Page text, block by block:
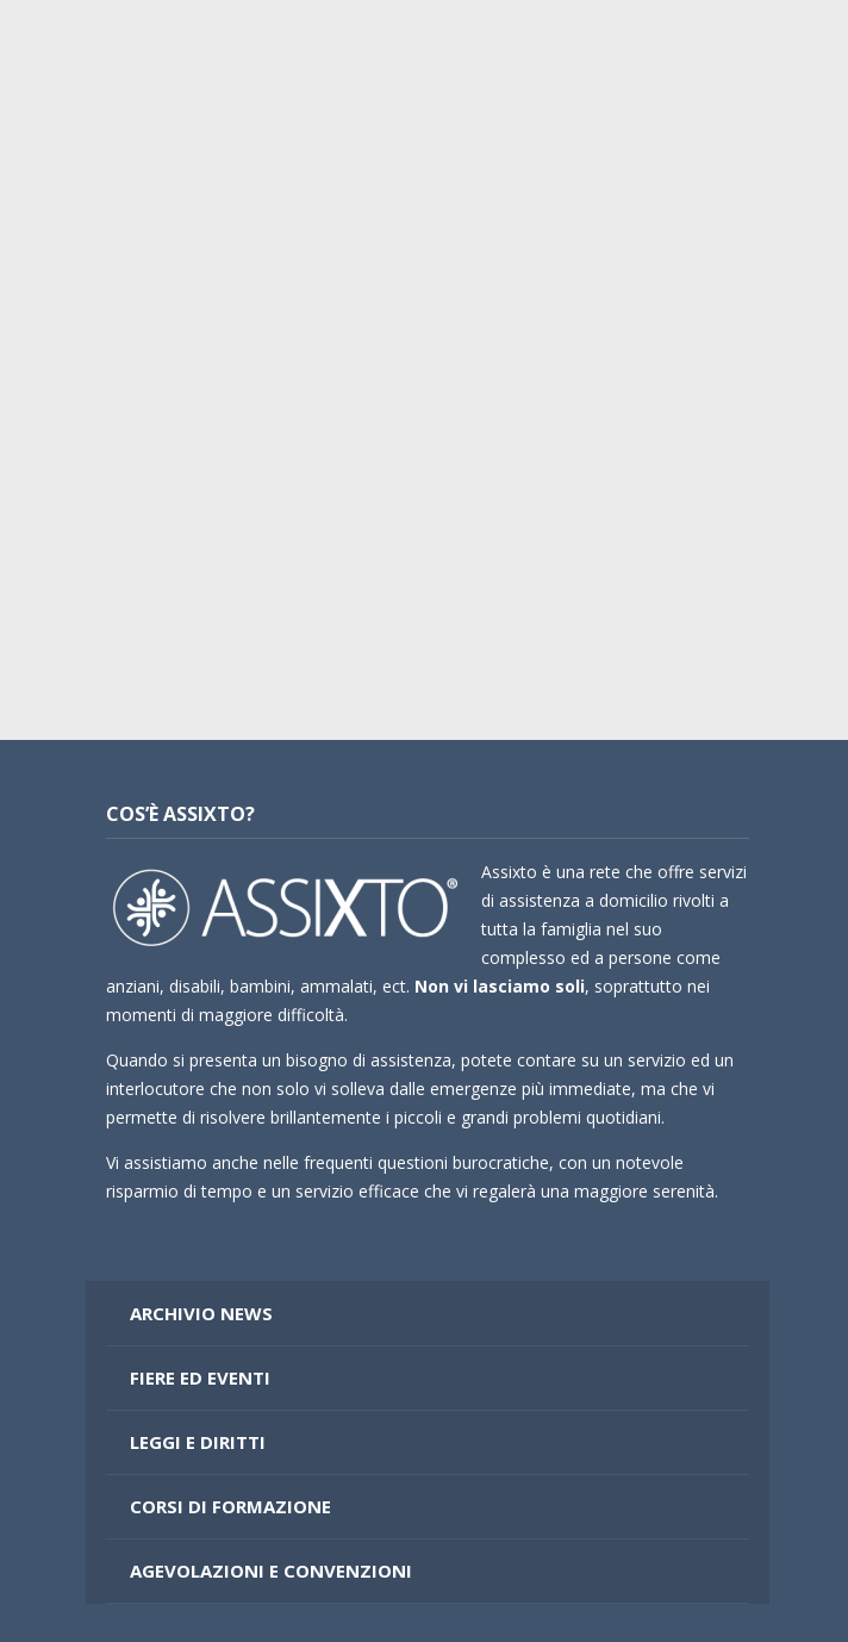
COS’È ASSIXTO?
Assixto è una rete che offre servizi
di assistenza a domicilio rivolti a
tutta la famiglia nel suo
complesso ed a persone come
anziani, disabili, bambini, ammalati, ect. Non vi lasciamo soli, soprattutto nei
momenti di maggiore difficoltà.
Quando si presenta un bisogno di assistenza, potete contare su un servizio ed un
interlocutore che non solo vi solleva dalle emergenze più immediate, ma che vi
permette di risolvere brillantemente i piccoli e grandi problemi quotidiani.
Vi assistiamo anche nelle frequenti questioni burocratiche, con un notevole
risparmio di tempo e un servizio efficace che vi regalerà una maggiore serenità.
ARCHIVIO NEWS
FIERE ED EVENTI
LEGGI E DIRITTI
CORSI DI FORMAZIONE
AGEVOLAZIONI E CONVENZIONI